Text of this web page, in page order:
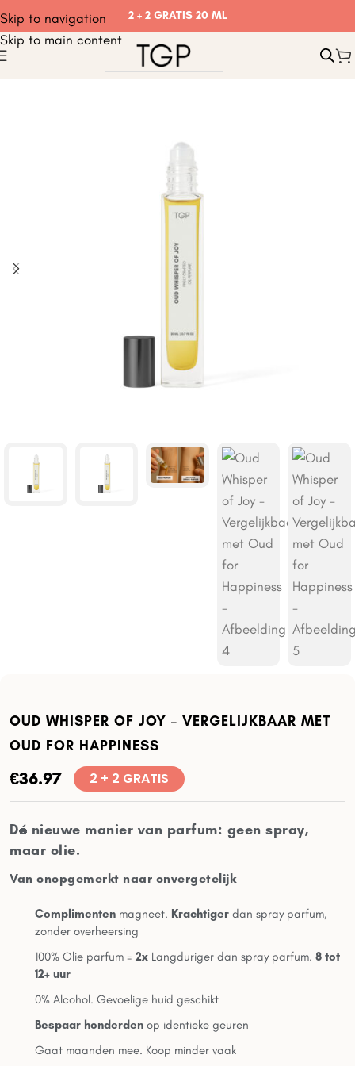
Skip to navigation
Skip to main content
2 + 2 GRATIS 20 ML
OUD WHISPER OF JOY – VERGELIJKBAAR MET
OUD FOR HAPPINESS
€36.97 2 + 2 GRATIS
Dé nieuwe manier van parfum: geen spray,
maar olie.
Van onopgemerkt naar onvergetelijk
Complimenten magneet. Krachtiger dan spray parfum,
zonder overheersing
100% Olie parfum = 2x Langduriger dan spray parfum. 8 tot
12+ uur
0% Alcohol. Gevoelige huid geschikt
Bespaar honderden op identieke geuren
Gaat maanden mee. Koop minder vaak